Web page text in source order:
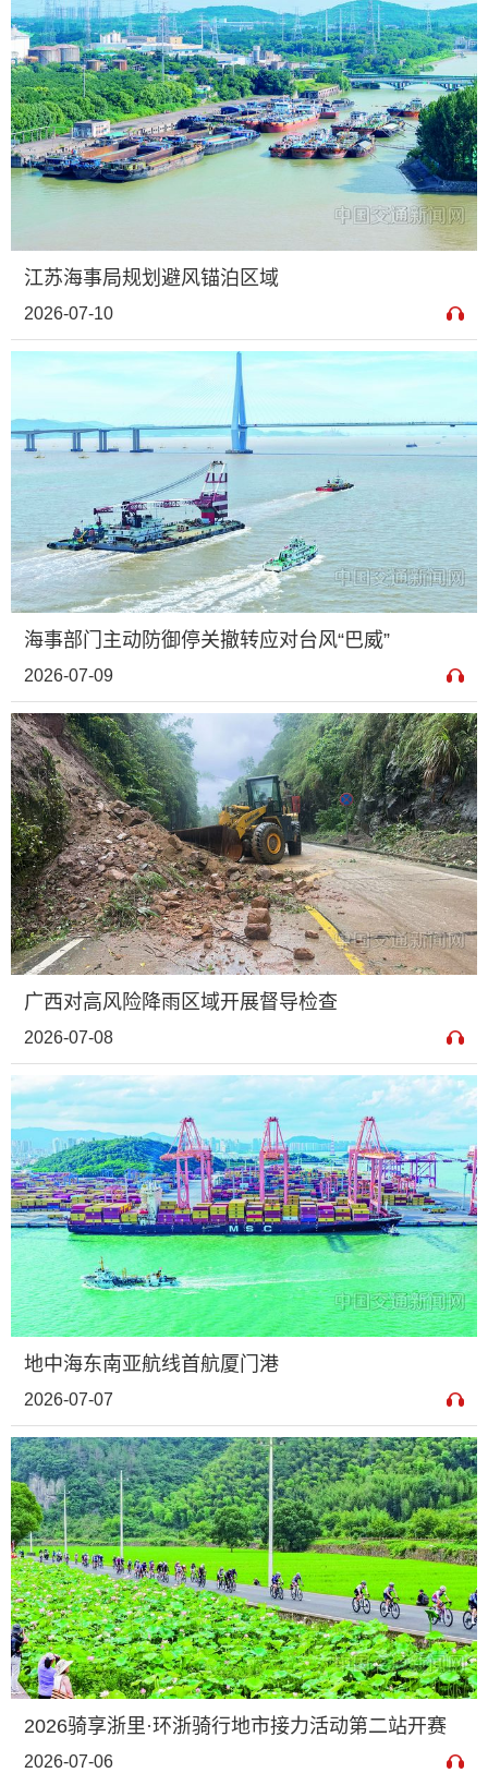
江苏海事局规划避风锚泊区域
2026-07-10
海事部门主动防御停关撤转应对台风“巴威”
2026-07-09
广西对高风险降雨区域开展督导检查
2026-07-08
地中海东南亚航线首航厦门港
2026-07-07
2026骑享浙里·环浙骑行地市接力活动第二站开赛
2026-07-06